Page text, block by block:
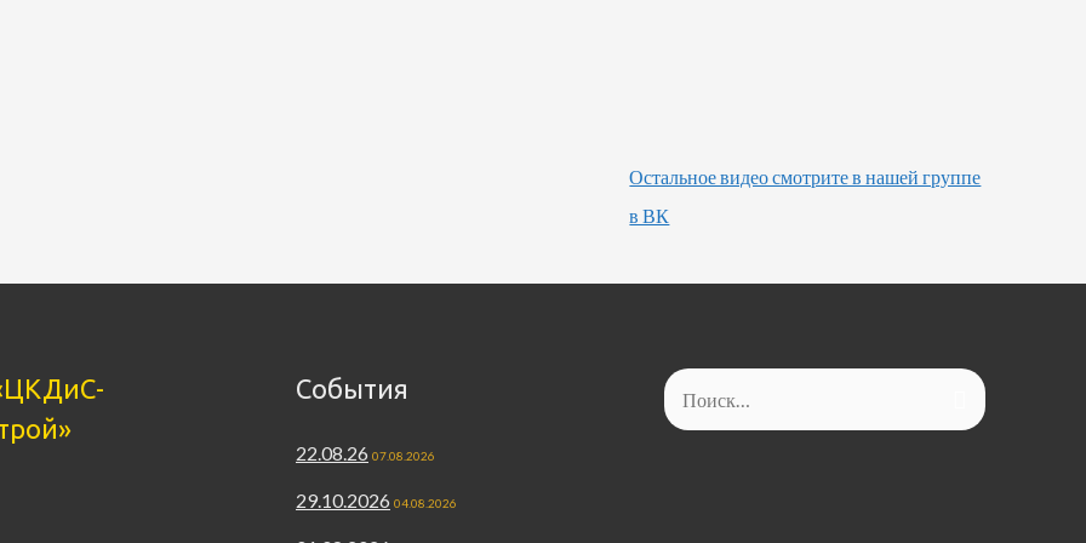
Остальное видео смотрите в нашей группе
в ВК
События
22.08.26 07.08.2026
29.10.2026 04.08.2026